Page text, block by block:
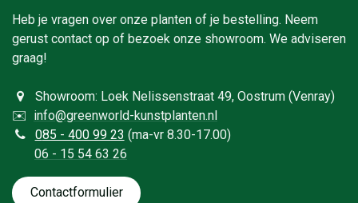
Heb je vragen over onze planten of je bestelling. Neem
gerust contact op of bezoek onze showroom. We adviseren
graag!
Showroom: Loek Nelissenstraat 49, Oostrum (Venray)
✉️ info@greenworld-kunstplanten.nl
085 - 400 99 23 (ma-vr 8.30-17.00)
06 - 15 54 63 26
Contactformulie​​​​​​​​r